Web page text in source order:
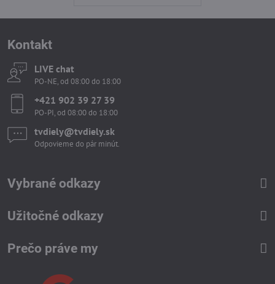
Kontakt
LIVE chat
PO-NE, od 08:00 do 18:00
+421 902 39 27 39
PO-PI, od 08:00 do 18:00
tvdiely​​@tvdiely​​.sk
Odpovieme do pár minút.
Vybrané odkazy
Užitočné odkazy
Prečo práve my